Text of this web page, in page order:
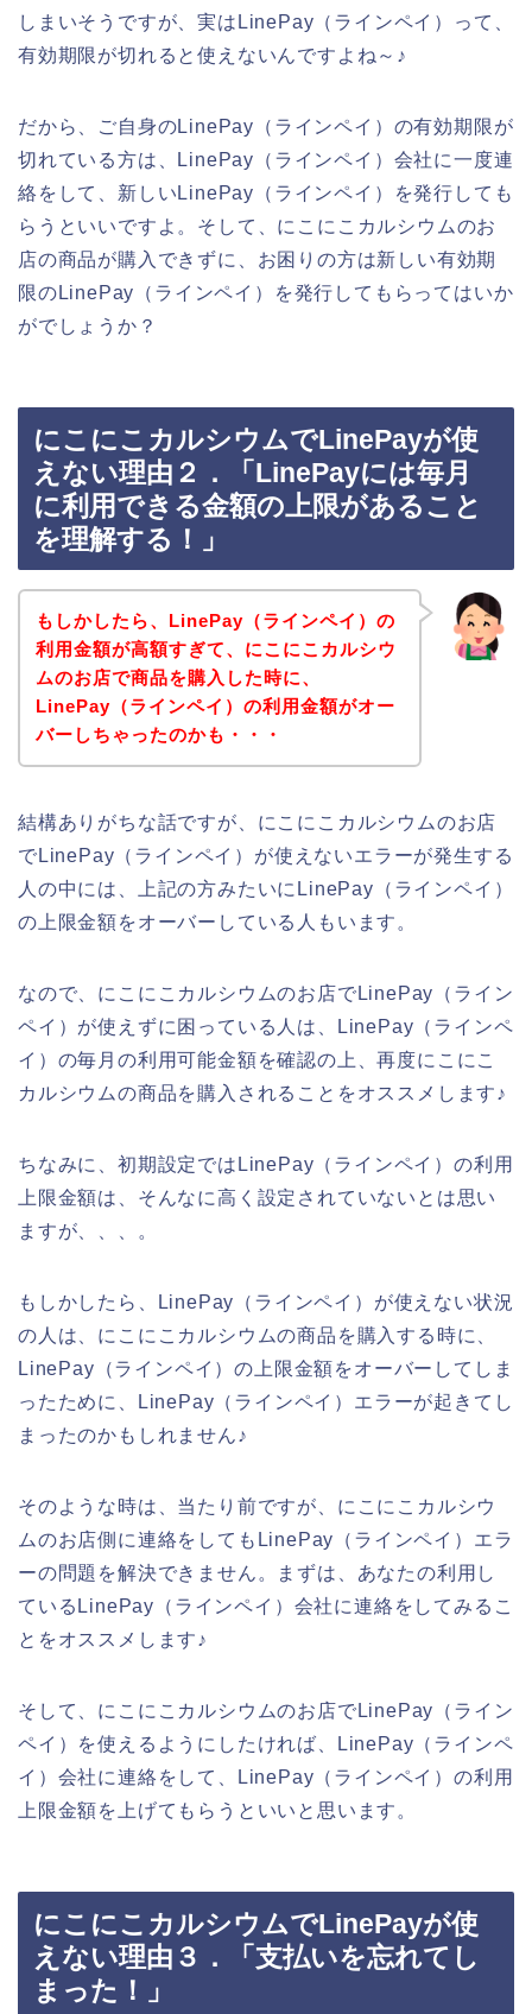
しまいそうですが、実はLinePay（ラインペイ）って、
有効期限が切れると使えないんですよね～♪
だから、ご自身のLinePay（ラインペイ）の有効期限が
切れている方は、LinePay（ラインペイ）会社に一度連
絡をして、新しいLinePay（ラインペイ）を発行しても
らうといいですよ。そして、にこにこカルシウムのお
店の商品が購入できずに、お困りの方は新しい有効期
限のLinePay（ラインペイ）を発行してもらってはいか
がでしょうか？
にこにこカルシウムでLinePayが使
えない理由２．「LinePayには毎月
に利用できる金額の上限があること
を理解する！」
もしかしたら、LinePay（ラインペイ）の
利用金額が高額すぎて、にこにこカルシウ
ムのお店で商品を購入した時に、
LinePay（ラインペイ）の利用金額がオー
バーしちゃったのかも・・・
結構ありがちな話ですが、にこにこカルシウムのお店
でLinePay（ラインペイ）が使えないエラーが発生する
人の中には、上記の方みたいにLinePay（ラインペイ）
の上限金額をオーバーしている人もいます。
なので、にこにこカルシウムのお店でLinePay（ライン
ペイ）が使えずに困っている人は、LinePay（ラインペ
イ）の毎月の利用可能金額を確認の上、再度にこにこ
カルシウムの商品を購入されることをオススメします♪
ちなみに、初期設定ではLinePay（ラインペイ）の利用
上限金額は、そんなに高く設定されていないとは思い
ますが、、、。
もしかしたら、LinePay（ラインペイ）が使えない状況
の人は、にこにこカルシウムの商品を購入する時に、
LinePay（ラインペイ）の上限金額をオーバーしてしま
ったために、LinePay（ラインペイ）エラーが起きてし
まったのかもしれません♪
そのような時は、当たり前ですが、にこにこカルシウ
ムのお店側に連絡をしてもLinePay（ラインペイ）エラ
ーの問題を解決できません。まずは、あなたの利用し
ているLinePay（ラインペイ）会社に連絡をしてみるこ
とをオススメします♪
そして、にこにこカルシウムのお店でLinePay（ライン
ペイ）を使えるようにしたければ、LinePay（ラインペ
イ）会社に連絡をして、LinePay（ラインペイ）の利用
上限金額を上げてもらうといいと思います。
にこにこカルシウムでLinePayが使
えない理由３．「支払いを忘れてし
まった！」